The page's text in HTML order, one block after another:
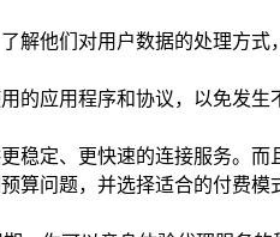
他们对用户数据的处理方
的应用程序和协议，以免发生
定、更快速的连接服务。
算问题，并选择适合的付费模